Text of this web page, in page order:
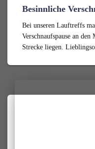
Besinnliche
Bei unseren Lauftreffs
Verschnaufspause an
Strecke liegen.